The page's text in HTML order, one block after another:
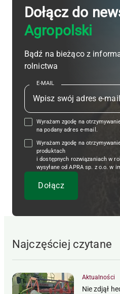
Dołącz do
Agropolski
Bądź na bieżąco z
rolnictwa
E-MAIL
Wyrażam zgodę na
na podany adres e-mail.
Wyrażam zgodę na
produktach
i dostępnych rozwiązaniach w
wysyłane od APRA sp. z o.o. w
Najczęściej czytane
Aktualności
Nie zdjął